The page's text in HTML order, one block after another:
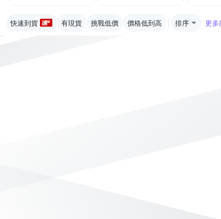
快速到貨 有現貨 挑戰低價 價格低到高 排序 更多